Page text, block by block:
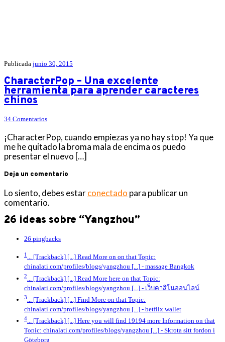
Publicada junio 30, 2015
CharacterPop – Una excelente
herramienta para aprender caracteres
chinos
34 Comentarios
¡CharacterPop, cuando empiezas ya no hay stop! Ya que
me he quitado la broma mala de encima os puedo
presentar el nuevo […]
Deja un comentario
Lo siento, debes estarconectado para publicar un
comentario.
26 ideas sobre “Yangzhou”
26 pingbacks
1 ... [Trackback] [...] Read More on on that Topic:
chinalati.com/profiles/blogs/yangzhou [...] - massage Bangkok
2
... [Trackback] [...] Read More here on that Topic:
chinalati.com/profiles/blogs/yangzhou [...] - เว็บคาสิโนออนไลน์
3... [Trackback] [...] Find More on that Topic:
chinalati.com/profiles/blogs/yangzhou [...] - betflix wallet
4... [Trackback] [...] Here you will find 19194 more Information on that
Topic: chinalati.com/profiles/blogs/yangzhou [...] - Skrota sitt fordon i
Göteborg